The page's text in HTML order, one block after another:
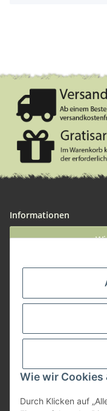
Wie wir Cookies
Durch Klicken auf
Informationen
Zahlungsmöglichkeiten